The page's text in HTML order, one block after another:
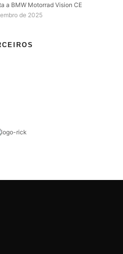
a BMW Motorrad Vision CE
de 2025